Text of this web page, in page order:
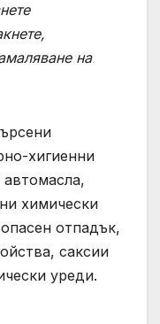
на
хигиенни
автомасла,
химически
отпадък,
саксии
уреди.